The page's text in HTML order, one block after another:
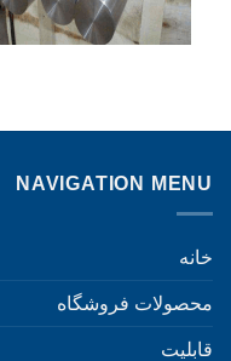
NAVIGATION MENU
خانه
محصولات فروشگاه
قابلیت